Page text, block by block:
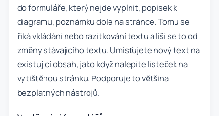
do formuláře, který nejde vyplnit, popisek k
diagramu, poznámku dole na stránce. Tomu se
říká vkládání nebo razítkování textu a liší se to od
změny stávajícího textu. Umisťujete nový text na
existující obsah, jako když nalepíte lísteček na
vytištěnou stránku. Podporuje to většina
bezplatných nástrojů.